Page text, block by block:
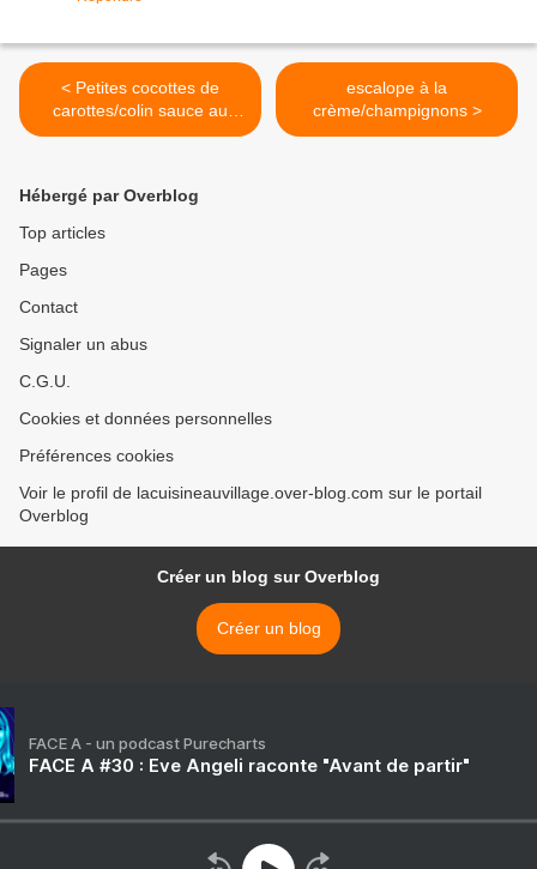
< Petites cocottes de
carottes/colin sauce au
curry
escalope à la
crème/champignons >
Hébergé par Overblog
Top articles
Pages
Contact
Signaler un abus
C.G.U.
Cookies et données personnelles
Préférences cookies
Voir le profil de lacuisineauvillage.over-blog.com sur le portail
Overblog
Créer un blog sur Overblog
Créer un blog
FACE A - un podcast Purecharts
FACE A #30 : Eve Angeli raconte "Avant de partir"